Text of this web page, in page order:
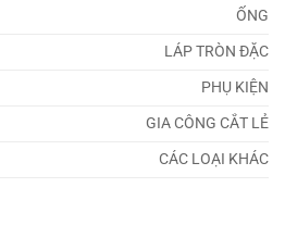
ỐNG
LÁP TRÒN ĐẶC
PHỤ KIỆN
GIA CÔNG CẮT LẺ
CÁC LOẠI KHÁC